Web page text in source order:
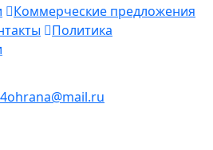
Коммерческие предложения
Политика